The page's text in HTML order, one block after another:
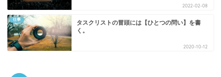
2022-02-08
仕事
タスクリストの冒頭には【ひとつの問い】を書
く。
2020-10-12